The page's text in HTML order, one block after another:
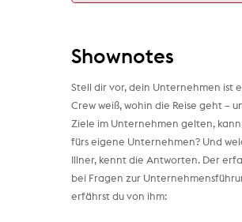
Shownotes
Stell dir vor, dein Unternehmen ist
Crew weiß, wohin die Reise geht –
Ziele im Unternehmen gelten,
fürs eigene Unternehmen? Und
Illner, kennt die Antworten. Der
bei Fragen zur
erfährst du von ihm: